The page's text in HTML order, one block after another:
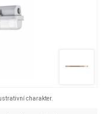
charakter.